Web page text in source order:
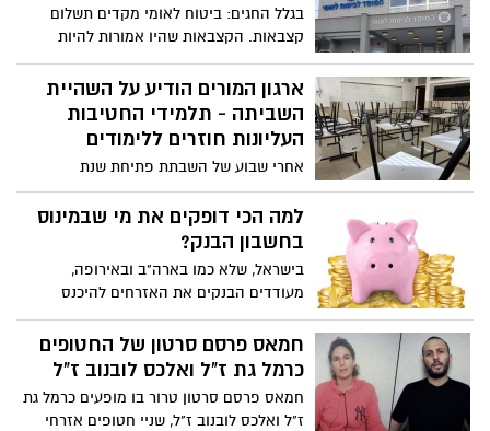
בגלל החגים: ביטוח לאומי מקדים תשלום
קצבאות. הקצבאות שהיו אמורות להיות
משולמות בסוף החודש, יוקדמו בכמה ימים
ויועברו ב- 26/9 כמה ימים לפני החג
ארגון המורים הודיע על השהיית
השביתה - תלמידי החטיבות
העליונות חוזרים ללימודים
אחרי שבוע של השבתת פתיחת שנת
הלימודים בחטיבות העליונות, יו״ר ארגון
המורים מודיע על השהיית השביתה. מחר (ב׳)
חוזרים ללימודים
למה הכי דופקים את מי שבמינוס
בחשבון הבנק?
בישראל, שלא כמו בארה"ב ובאירופה,
מעודדים הבנקים את האזרחים להיכנס
למינוס (האוברדראפט) בחשבון ובכך
מרוויחים עליהם הכי הרבה כסף. כמה אתם
משלמים על האוברדראפט ומה כדאי לכם
חמאס פרסם סרטון של החטופים
כרמל גת ז"ל ואלכס לובנוב ז"ל
חמאס פרסם סרטון טרור בו מופעים כרמל גת
ז"ל ואלכס לובנוב ז"ל, שניי חטופים אזרחי